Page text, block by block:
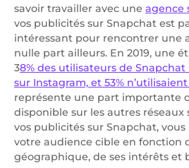
savoir travailler avec une agence
vos publicités sur Snapchat est
intéressant pour rencontrer une
nulle part ailleurs. En 2019, une
38% des utilisateurs de
sur Instagram, et 53%
représente une part importante
disponible sur les autres réseaux
vos publicités sur Snapchat,
votre audience cible en fonction
géographique, de ses intérêts et